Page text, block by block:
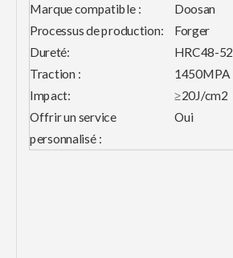
Marque compatible :
Doosan
Processus de production:
Forger
Dureté:
HRC48-52
Traction :
1450MPA
Impact:
≥20J/cm2
Offrir un service
personnalisé :
Oui